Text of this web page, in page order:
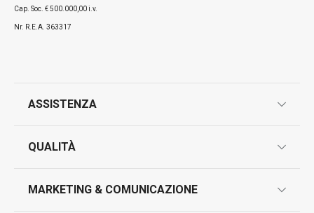
Cap. Soc. € 500.000,00 i.v.
Nr. R.E.A. 363317
ASSISTENZA
contatti
QUALITÀ
MARKETING & COMUNICAZIONE